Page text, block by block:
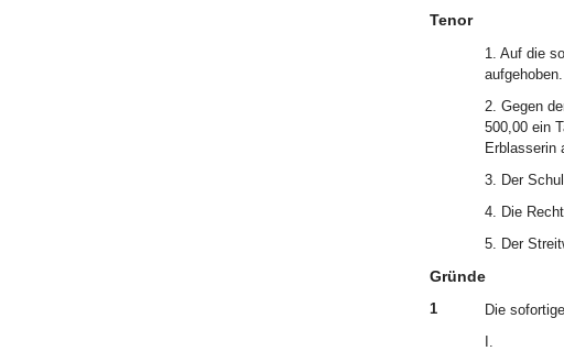
Tenor
1. Auf die
aufgehoben.
2. Gegen
500,00 ein
Erblasserin
3. Der
4. Die
5. Der
Gründe
1
Die
I.